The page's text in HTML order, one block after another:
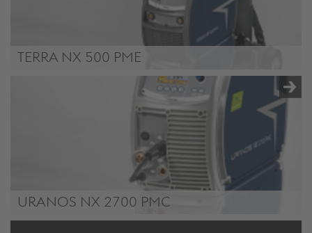
TERRA NX 500 PME
URANOS NX 2700 PMC